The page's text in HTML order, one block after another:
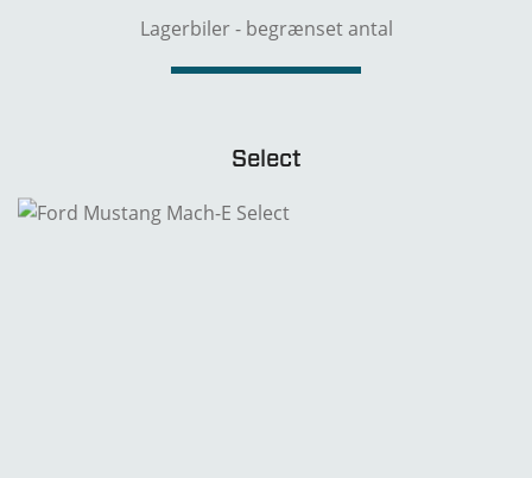
Lagerbiler - begrænset antal
Select